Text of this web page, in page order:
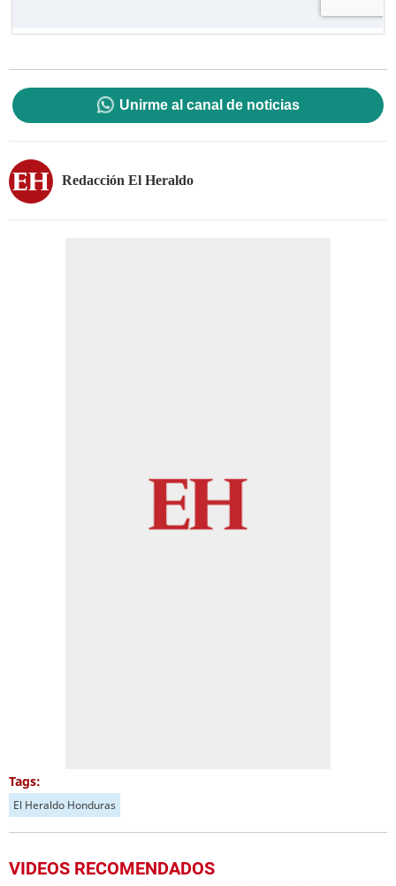
Unirme al canal de noticias
Redacción El Heraldo
Tags:
El Heraldo Honduras
VIDEOS RECOMENDADOS